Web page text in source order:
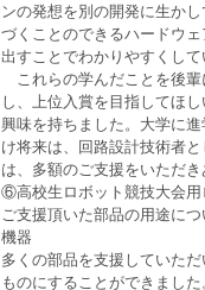
ンの発想を別の開発に生か
づくことのできるハードウ
出すことでわかりやすくし
これらの学んだことを後輩
し、上位入賞を目指してほ
興味を持ちました。大学に
け将来は、回路設計技術者
は、多額のご支援をいただき
⑥高校生ロボット競技大会用
ご支援頂いた部品の用途に
機器
多くの部品を支援していた
ものにすることができました